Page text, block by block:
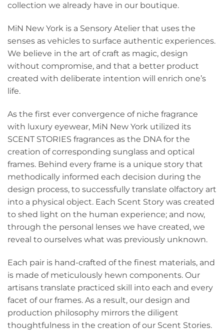
collection we already have in our boutique.
MiN New York is a Sensory Atelier that uses the
senses as vehicles to surface authentic experiences.
We believe in the art of craft as magic, design
without compromise, and that a better product
created with deliberate intention will enrich one’s
life.
As the first ever convergence of niche fragrance
with luxury eyewear, MiN New York utilized its
SCENT STORIES fragrances as the DNA for the
creation of corresponding sunglass and optical
frames. Behind every frame is a unique story that
methodically informed each decision during the
design process, to successfully translate olfactory art
into a physical object. Each Scent Story was created
to shed light on the human experience; and now,
through the personal lenses we have created, we
reveal to ourselves what was previously unknown.
Each pair is hand-crafted of the finest materials, and
is made of meticulously hewn components. Our
artisans translate practiced skill into each and every
facet of our frames. As a result, our design and
production philosophy mirrors the diligent
thoughtfulness in the creation of our Scent Stories.